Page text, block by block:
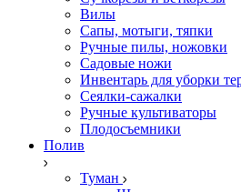
Вилы
Сапы, мотыги, тяпки
Ручные пилы, ножовки
Садовые ножи
Инвентарь для уборки
Сеялки-сажалки
Ручные культиваторы
Плодосъемники
Полив
Туман